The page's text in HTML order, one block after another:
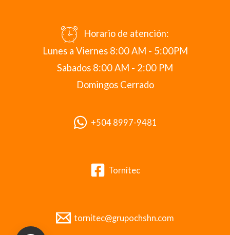
Horario de atención:
Lunes a Viernes 8:00 AM - 5:00PM
Sabados 8:00 AM - 2:00 PM
Domingos Cerrado
+504 8997-9481
Tornitec
tornitec@grupochshn.com